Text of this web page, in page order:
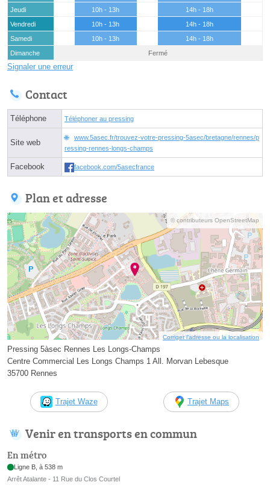
Jeudi
10h - 13h
14h - 18h
Vendredi
10h - 13h
14h - 18h
Samedi
10h - 13h
14h - 18h
Dimanche
Fermé
Signaler une erreur
Contact
Téléphone Téléphoner au pressing
Site web
www.5asec.fr/trouvez-votre-pressing-5asec/bretagne/rennes/p
ressing-rennes-longs-champs
Facebook facebook.com/5asecfrance
Plan et adresse
© contributeurs OpenStreetMap
Corriger l’adresse ou la localisation
Pressing 5àsec Rennes Les Longs-Champs
Centre Commercial Les Longs Champs 1 All. Morvan Lebesque
35700 Rennes
Trajet Waze Trajet Maps
Venir en transports en commun
En métro
Ligne B, à 538 m
Arrêt Atalante - 11 Rue du Clos Courtel